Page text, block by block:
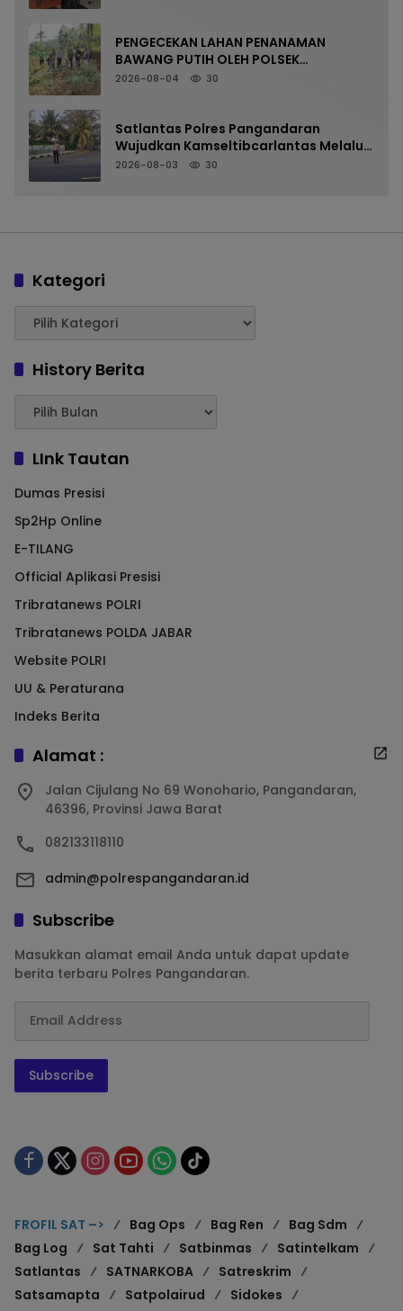
PENGECEKAN LAHAN PENANAMAN
BAWANG PUTIH OLEH POLSEK
LANGKAPLANCAR DUKUNG PROGRAM
2026-08-04 30
Satlantas Polres Pangandaran
Wujudkan Kamseltibcarlantas Melalui
Pelayanan Arus Pagi
2026-08-03 30
Kategori
History Berita
LInk Tautan
Dumas Presisi
Sp2Hp Online
E-TILANG
Official Aplikasi Presisi
Tribratanews POLRI
Tribratanews POLDA JABAR
Website POLRI
UU & Peraturana
Indeks Berita
Alamat :
Jalan Cijulang No 69 Wonohario, Pangandaran,
46396, Provinsi Jawa Barat
082133118110
admin@polrespangandaran.id
Subscribe
Masukkan alamat email Anda untuk dapat update
berita terbaru Polres Pangandaran.
Subscribe
FROFIL SAT –> Bag Ops Bag Ren
Bag Sdm
Bag Log
Sat Tahti Satbinmas
Satintelkam
Satlantas
SATNARKOBA
Satreskrim
Satsamapta
Satpolairud
Sidokes